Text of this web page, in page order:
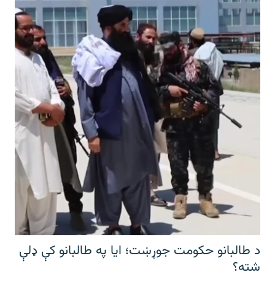
د طالبانو حکومت جوړښت؛ ایا په طالبانو کې ډلې
شته؟